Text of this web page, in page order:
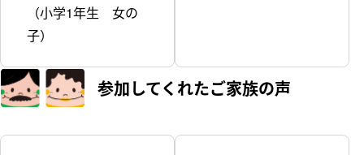
（小学1年生 女の
子）
参加してくれたご家族の声